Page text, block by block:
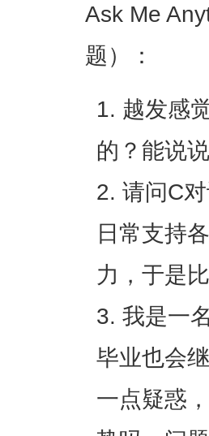
Ask Me
题）：
越发感
的？能说
请问C
日常支持
力，于是
我是一
毕业也会
一点疑惑